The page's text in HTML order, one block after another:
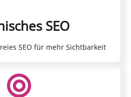
SEO
SEO für mehr Sichtbarkeit